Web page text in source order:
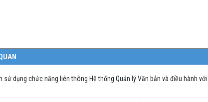
sử dụng chức năng liên thông Hệ thống Quản lý Văn bản và điều hành